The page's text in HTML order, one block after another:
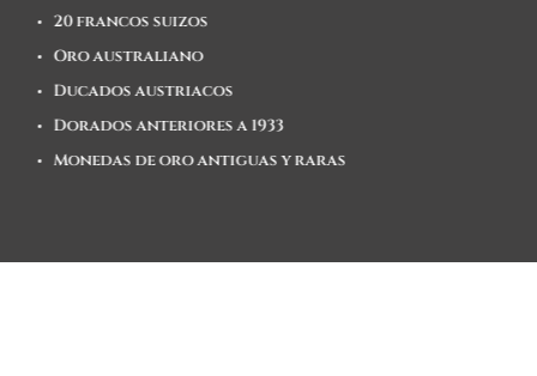
20 francos suizos
Oro australiano
Ducados austriacos
Dorados anteriores a 1933
Monedas de oro antiguas y raras